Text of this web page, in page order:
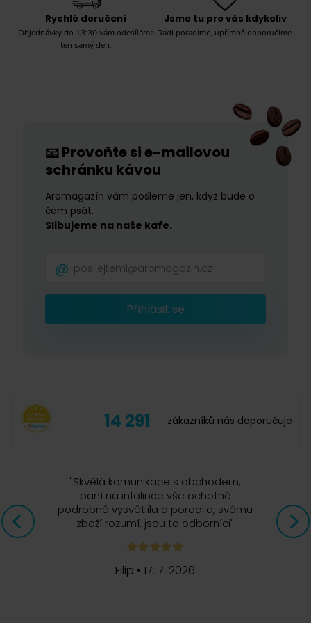
Rychlé doručení
Objednávky do 13:30 vám odesíláme
ten samý den.
Jsme tu pro vás kdykoliv
Rádi poradíme, upřímně doporučíme.
📧Provoňte si e-mailovou
schránku kávou
Aromagazín vám pošleme jen, když bude o
čem psát.
Slibujeme na naše kafe.
Přihlásit se
14 291 zákazníků nás doporučuje
"Skvělá komunikace s obchodem,
paní na infolince vše ochotně
podrobně vysvětlila a poradila, svému
zboží rozumí, jsou to odborníci"
Filip •17. 7. 2026